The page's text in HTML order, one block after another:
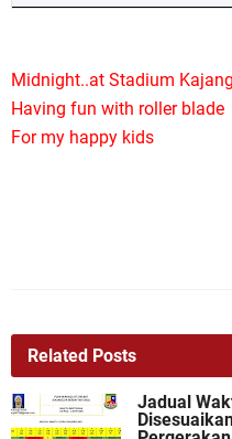
Midnight..at Stadium Kajang
Having fun with roller blade
For my happy kids
Related Posts
Jadual